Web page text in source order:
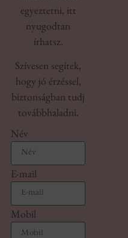
egyeztetni, itt
nyugodtan
írhatsz.
Szívesen segítek,
hogy jó érzéssel,
biztonságban tudj
továbbhaladni.
Név
E-mail
Mobil